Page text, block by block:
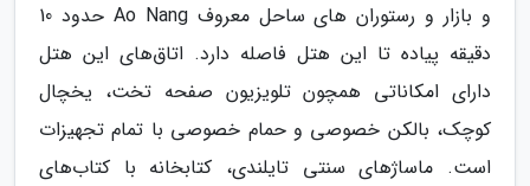
و بازار و رستوران های ساحل معروف Ao Nang حدود 10
دقیقه پیاده تا این هتل فاصله دارد. اتاق‌های این هتل
دارای امکاناتی همچون تلویزیون صفحه تخت، یخچال
کوچک، بالکن خصوصی و حمام خصوصی با تمام تجهیزات
است. ماساژهای سنتی تایلندی، کتابخانه با کتاب‌های